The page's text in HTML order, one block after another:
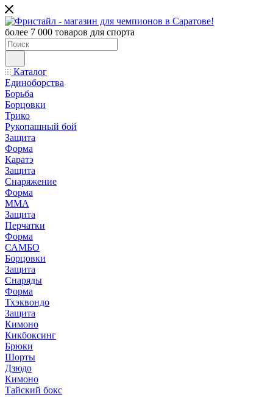
более 7 000 товаров для спорта
Каталог
Единоборства
Борьба
Борцовки
Трико
Рукопашный бой
Защита
Форма
Каратэ
Защита
Снаряжение
Форма
ММА
Защита
Перчатки
Форма
САМБО
Борцовки
Защита
Снаряды
Форма
Тхэквондо
Защита
Кимоно
Кикбоксинг
Брюки
Шорты
Дзюдо
Кимоно
Тайский бокс